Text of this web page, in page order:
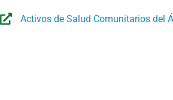
Activos de Salud Comunitarios del